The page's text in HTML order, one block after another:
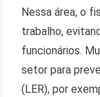
Nessa área, o
trabalho,
funcionários.
setor para
(LER), por